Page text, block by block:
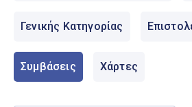
Γενικής Κατηγορίας
Συμβάσεις Χάρτες